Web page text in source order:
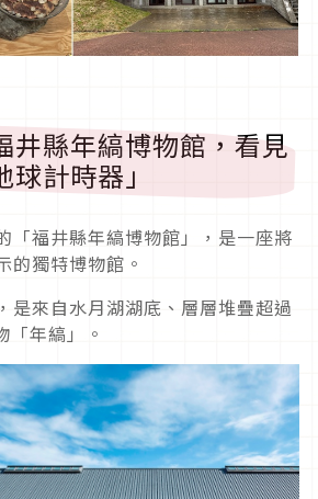
井縣年縞博物館，看見
計時器」
「福井縣年縞博物館」，是一座將
的獨特博物館。
是來自水月湖湖底、層層堆疊超過
「年縞」。